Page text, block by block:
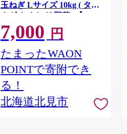
玉ねぎ Lサイズ 10kg ( タマ
ネギ たまねぎ 野菜 )【210-
0003-2026】
7,000 円
たまったWAON
POINTで寄附でき
る！
北海道北見市